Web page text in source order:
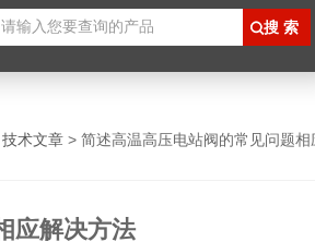
技术文章 > 简述高温高压电站阀的常见问题相
应解决方法